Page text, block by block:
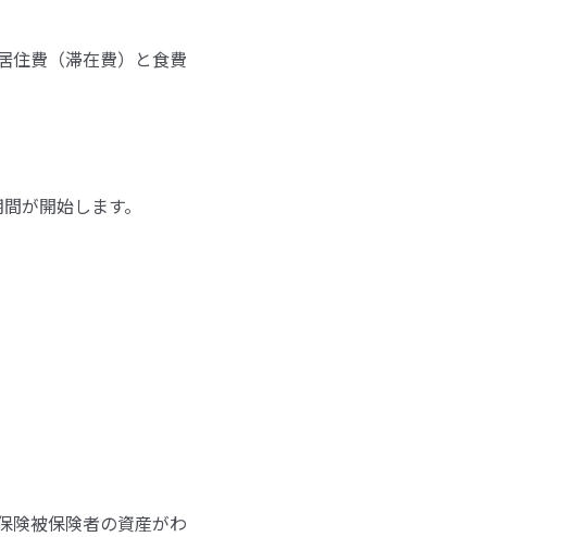
住費（滞在費）と食費
が開始します。
険被保険者の資産がわ